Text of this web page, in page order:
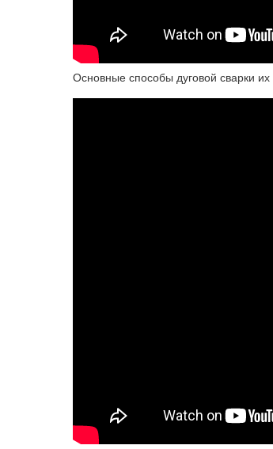
Основные способы дуговой сварки